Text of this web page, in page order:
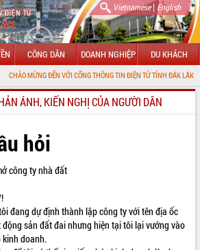
Vietnamese| English
CÔNG DÂN DOANH NGHIỆP DU KHÁCH
MỪNG ĐẾN VỚI CỔNG THÔNG TIN ĐIỆN TỬ TỈNH ĐẮK LẮK
ÁNH, KIẾN NGHỊ CỦA NGƯỜI DÂN
hỏi
công ty nhà đất
đang dự định thành lập công ty với tên địa ốc
động sản đất đai nhưng hiện tại tôi lại vướng vào
doanh.